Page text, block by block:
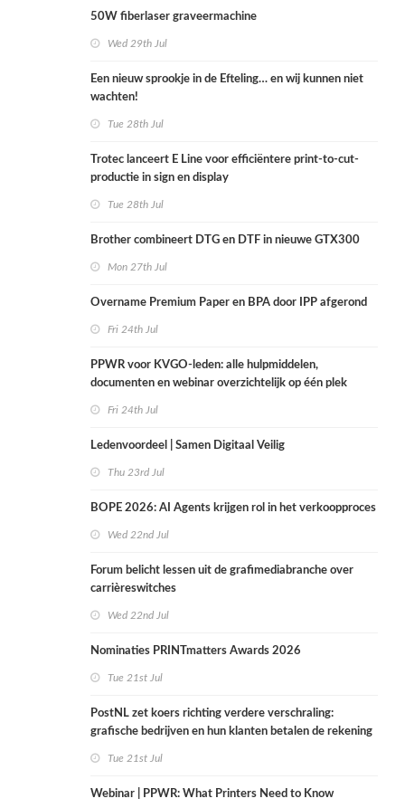
50W fiberlaser graveermachine
Wed 29th Jul
Een nieuw sprookje in de Efteling… en wij kunnen niet
wachten!
Tue 28th Jul
Trotec lanceert E Line voor efficiëntere print-to-cut-
productie in sign en display
Tue 28th Jul
Brother combineert DTG en DTF in nieuwe GTX300
Mon 27th Jul
Overname Premium Paper en BPA door IPP afgerond
Fri 24th Jul
PPWR voor KVGO-leden: alle hulpmiddelen,
documenten en webinar overzichtelijk op één plek
Fri 24th Jul
Ledenvoordeel | Samen Digitaal Veilig
Thu 23rd Jul
BOPE 2026: AI Agents krijgen rol in het verkoopproces
Wed 22nd Jul
Forum belicht lessen uit de grafimediabranche over
carrièreswitches
Wed 22nd Jul
Nominaties PRINTmatters Awards 2026
Tue 21st Jul
PostNL zet koers richting verdere verschraling:
grafische bedrijven en hun klanten betalen de rekening
Tue 21st Jul
Webinar | PPWR: What Printers Need to Know